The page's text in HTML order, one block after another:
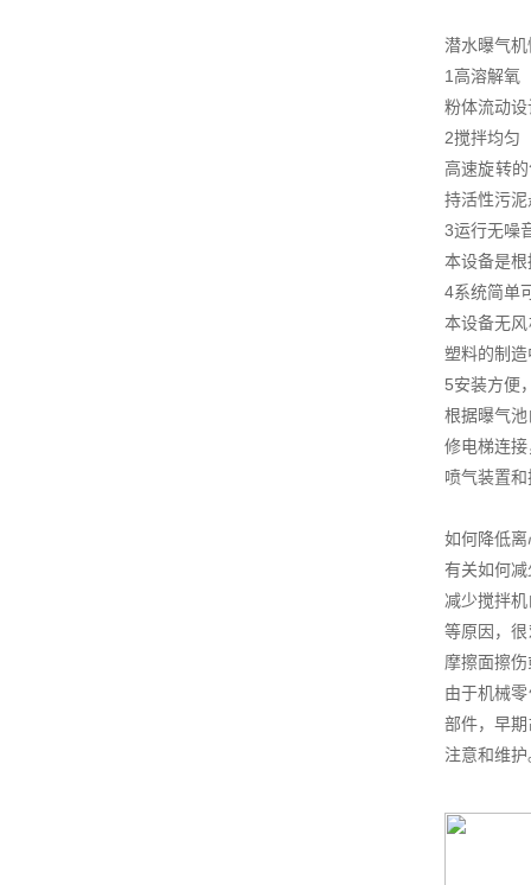
潜水曝气
1高溶解氧
粉体流动
2搅拌均匀
高速旋转
持活性污
3运行无噪
本设备是
4系统简单
本设备无
塑料的制
5安装方便
根据曝气
修电梯连
喷气装置
如何降低
有关如何
减少搅拌
等原因，
摩擦面擦
由于机械
部件，早
注意和维护